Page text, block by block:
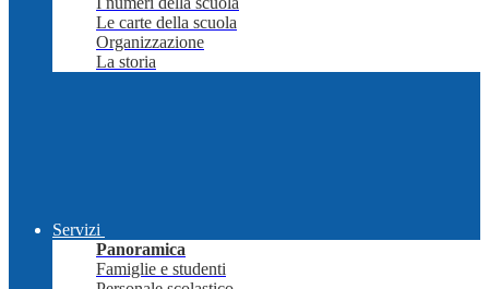
Le carte della scuola
Organizzazione
La storia
Servizi
Panoramica
Famiglie e studenti